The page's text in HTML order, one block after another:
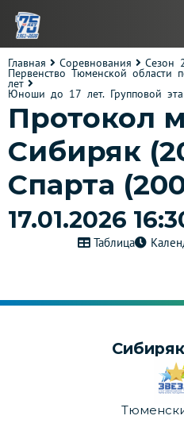
Главная Соревнования
Сезон
Первенство Тюменской
лет
Юноши до 17 лет. Групповой
Протокол
Сибиряк
Спарта
17.01.2026
Таблица